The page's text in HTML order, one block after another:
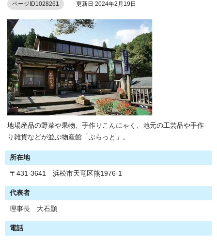
ページID1028261 更新日 2024年2月19日
地場産品の野菜や果物、手作りこんにゃく、地元の工芸品や手作
り雑貨などが並ぶ物産館「ぶらっと」。
所在地
〒431-3641 浜松市天竜区熊1976-1
代表者
理事長 大石顥
電話